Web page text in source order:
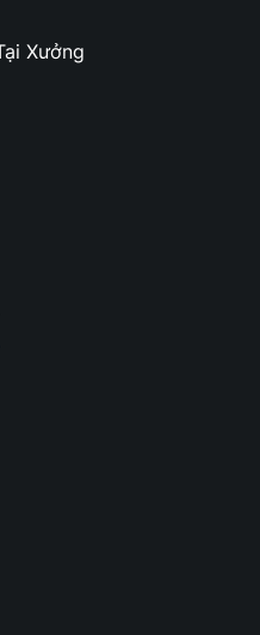
Xưởng